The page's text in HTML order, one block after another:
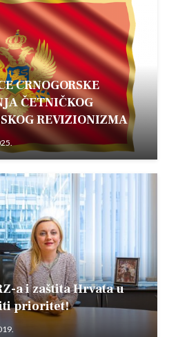
CRNOGORSKE
ČETNIČKOG
REVIZIONIZMA
a i zaštita Hrvata u
prioritet!